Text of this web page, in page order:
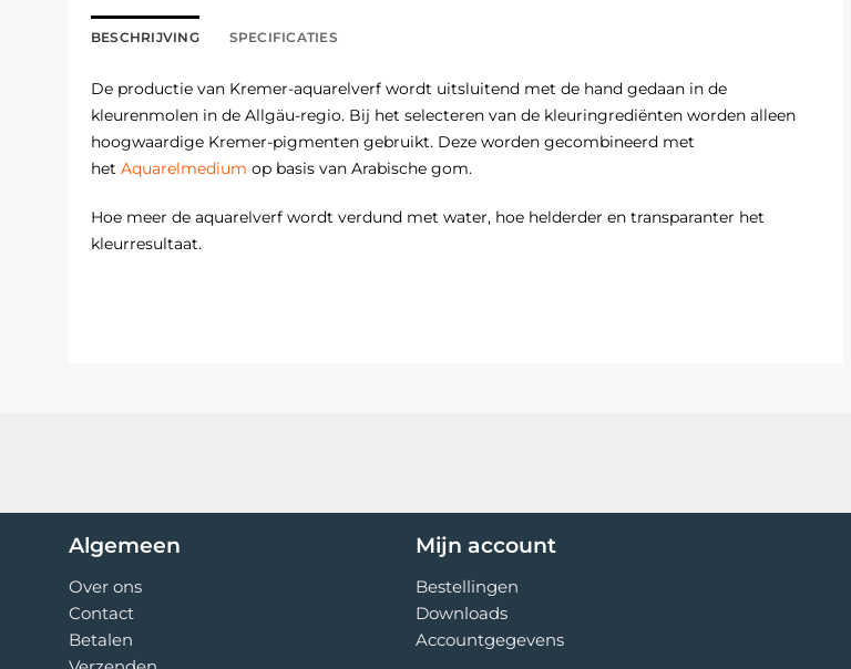
BESCHRIJVING SPECIFICATIES
De productie van Kremer-aquarelverf wordt uitsluitend met de hand gedaan in de
kleurenmolen in de Allgäu-regio. Bij het selecteren van de kleuringrediënten worden alleen
hoogwaardige Kremer-pigmenten gebruikt. Deze worden gecombineerd met
het Aquarelmedium op basis van Arabische gom.
Hoe meer de aquarelverf wordt verdund met water, hoe helderder en transparanter het
kleurresultaat.
Algemeen
Over ons
Contact
Betalen
Mijn account
Bestellingen
Downloads
Accountgegevens